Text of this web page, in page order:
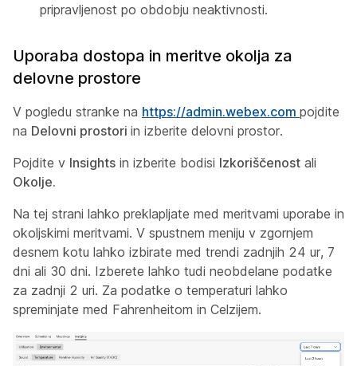
pripravljenost po obdobju neaktivnosti.
Uporaba dostopa in meritve okolja za
delovne prostore
V pogledu stranke na https://admin.webex.com pojdite
na Delovni prostori in izberite delovni prostor.
Pojdite v Insights in izberite bodisi Izkoriščenost ali
Okolje.
Na tej strani lahko preklapljate med meritvami uporabe in
okoljskimi meritvami. V spustnem meniju v zgornjem
desnem kotu lahko izbirate med trendi zadnjih 24 ur, 7
dni ali 30 dni. Izberete lahko tudi neobdelane podatke
za zadnji 2 uri. Za podatke o temperaturi lahko
spreminjate med Fahrenheitom in Celzijem.